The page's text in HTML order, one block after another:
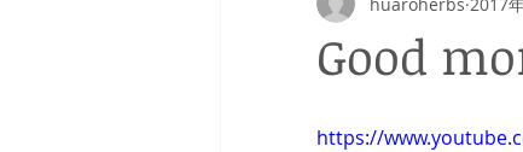
Good
https://